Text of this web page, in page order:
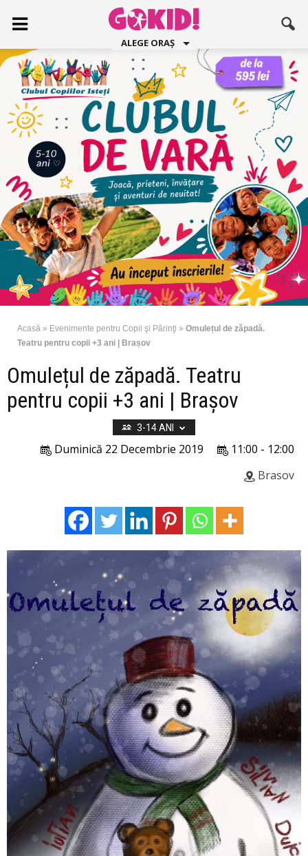
ALEGE ORAȘ
Acasă » Evenimente pentru Copii şi Părinţi » Omulețul de zăpadă.
Teatru pentru copii +3 ani | Brașov
Omulețul de zăpadă. Teatru
pentru copii +3 ani | Brașov
3-14 ANI
11:00 - 12:00
Duminică 22 Decembrie 2019
Brasov